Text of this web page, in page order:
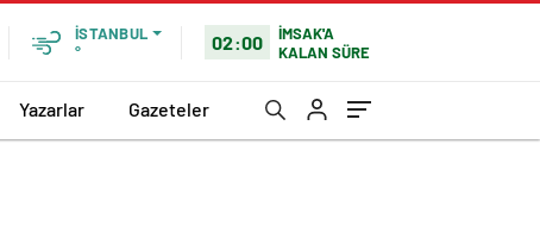
İSTANBUL
°
02:00
İMSAK'A
KALAN SÜRE
Yazarlar Gazeteler